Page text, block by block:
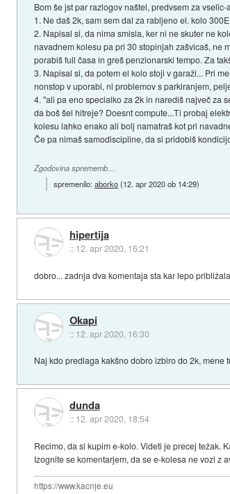
Bom še jst par razlogov naštel, predvsem za vselic-
1. Ne daš 2k, sam sem dal za rabljeno el. kolo
2. Napisal si, da nima smisla, ker ni ne skuter ne
navadnem kolesu pa pri 30 stopinjah zašvicaš, ne
porabiš full časa in greš penzionarski tempo. Za
3. Napisal si, da potem el kolo stoji v garaži... Pri
nonstop v uporabi, ni problemov s parkiranjem,
4. "ali pa eno specialko za 2k in narediš največ za
da boš šel hitreje? Doesnt compute...Ti probaj
kolesu lahko enako ali bolj namatraš kot pri
Če pa nimaš samodiscipline, da si pridobiš
Zgodovina sprememb…
spremenilo:aborko(12. apr 2020 ob 14:29)
hipertija
:: 12. apr 2020, 16:21
dobro... zadnja dva komentaja sta kar lepo
Okapi
:: 12. apr 2020, 16:30
Naj kdo predlaga kakšno dobro izbiro do 2k, mene
dunda
:: 12. apr 2020, 18:54
Recimo, da si kupim e-kolo. Videti je precej težak.
Izognite se komentarjem, da se e-kolesa ne vozi z
https://www.kacnje.eu